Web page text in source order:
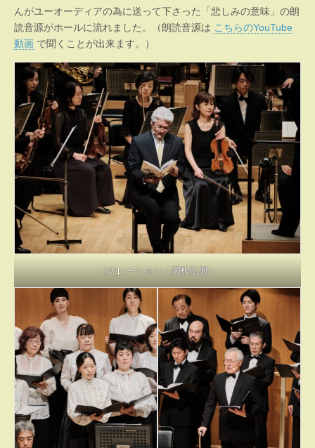
んがユーオーディアの為に送って下さった「悲しみの意味」の朗
読音源がホールに流れました。（朗読音源は こちらのYouTube
動画 で聞くことが出来ます。）
（ナレーション：関根弘興）